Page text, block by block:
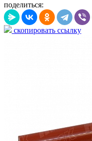
поделиться:
скопировать ссылку